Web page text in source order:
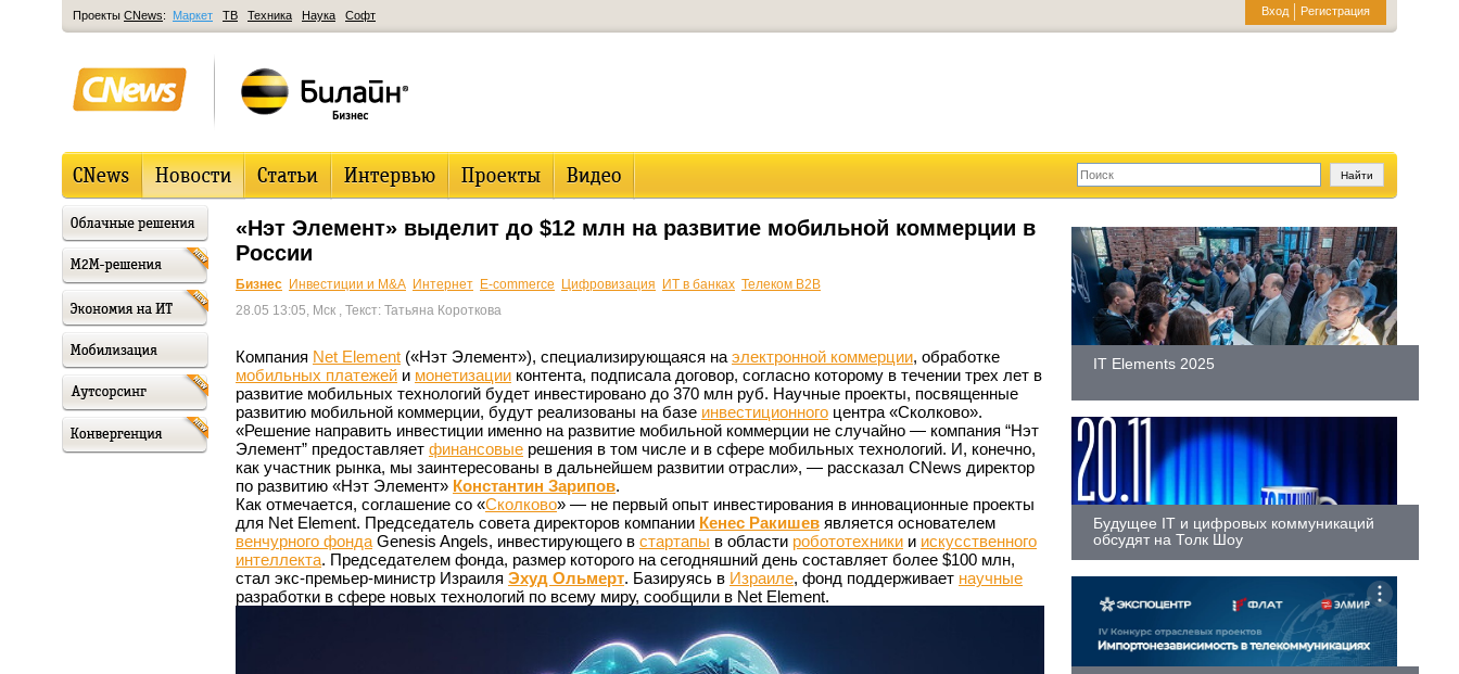
Вход Регистрация
Проекты CNews: Маркет ТВ Техника Наука Софт
«Нэт Элемент» выделит до $12 млн на развитие мобильной коммерции в
России
Бизнес Инвестиции и M&A Интернет E-commerce Цифровизация ИТ в банках Телеком B2B
28.05 13:05, Мск , Текст: Татьяна Короткова
Компания Net Element («Нэт Элемент»), специализирующаяся на электронной коммерции, обработке
мобильных платежей и монетизации контента, подписала договор, согласно которому в течении трех лет в
развитие мобильных технологий будет инвестировано до 370 млн руб. Научные проекты, посвященные
развитию мобильной коммерции, будут реализованы на базе инвестиционного центра «Сколково».
«Решение направить инвестиции именно на развитие мобильной коммерции не случайно — компания “Нэт
Элемент” предоставляет финансовые решения в том числе и в сфере мобильных технологий. И, конечно,
как участник рынка, мы заинтересованы в дальнейшем развитии отрасли», — рассказал CNews директор
по развитию «Нэт Элемент» Константин Зарипов.
Как отмечается, соглашение со «Сколково» — не первый опыт инвестирования в инновационные проекты
для Net Element. Председатель совета директоров компании Кенес Ракишев является основателем
венчурного фонда Genesis Angels, инвестирующего в стартапы в области робототехники и искусственного
интеллекта. Председателем фонда, размер которого на сегодняшний день составляет более $100 млн,
стал экс-премьер-министр Израиля Эхуд Ольмерт. Базируясь в Израиле, фонд поддерживает научные
разработки в сфере новых технологий по всему миру, сообщили в Net Element.
IT Elements 2025
Будущее IT и цифровых коммуникаций
обсудят на Толк Шоу